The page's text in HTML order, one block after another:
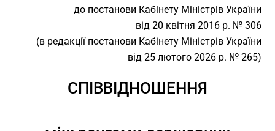
до постанови Кабінету Міністрів України
від 20 квітня 2016 р. № 306
(в редакції постанови Кабінету Міністрів України
від 25 лютого 2026 р. № 265)
СПІВВІДНОШЕННЯ